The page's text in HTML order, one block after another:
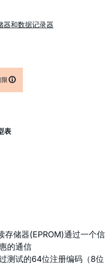
器和数据记录器
表
储器(EPROM)通过一个信
的通信
测试的64位注册编码（8位